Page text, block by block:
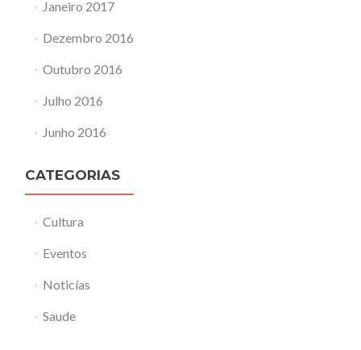
Janeiro 2017
Dezembro 2016
Outubro 2016
Julho 2016
Junho 2016
CATEGORIAS
Cultura
Eventos
Noticías
Saude